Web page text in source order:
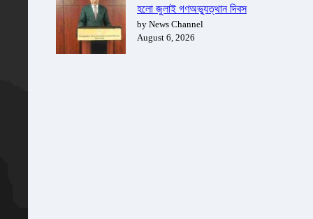
হলো জুলাই গণঅভ্যুত্থান দিবস
by News Channel
August 6, 2026